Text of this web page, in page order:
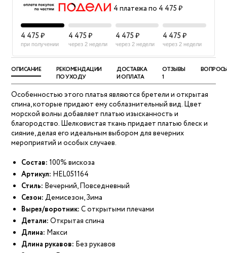
4 платежа по 4 475 ₽
4 475 ₽
при получении
4 475 ₽
через 2 недели
4 475 ₽
через 2 недели
4 475 ₽
через 2 недели
ОПИСАНИЕ
РЕКОМЕНДАЦИИ
ПО УХОДУ
ДОСТАВКА
И ОПЛАТА
ОТЗЫВЫ
1
Особенностью этого платья являются бретели и открытая
спина, которые придают ему соблазнительный вид. Цвет
морской волны добавляет платью изысканность и
благородство. Шелковистая ткань придает платью блеск и
сияние, делая его идеальным выбором для вечерних
мероприятий и особых случаев.
Состав: 100% вискоза
Артикул: HEL051164
Стиль: Вечерний, Повседневный
Сезон: Демисезон, Зима
Вырез/воротник: С открытыми плечами
Детали: Открытая спина
Длина: Макси
Длина рукавов: Без рукавов